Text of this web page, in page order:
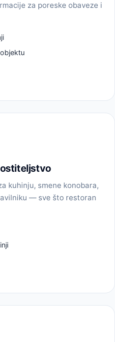
za poreske obaveze i
kuhinju, smene konobara,
— sve što restoran